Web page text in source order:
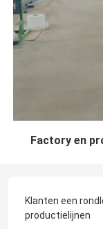
Factory en
Klanten een
productielijnen